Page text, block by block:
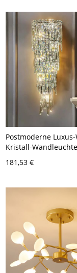
Postmoderne
Kristall-Wandleuchte
Regentropfen-
181,53 €